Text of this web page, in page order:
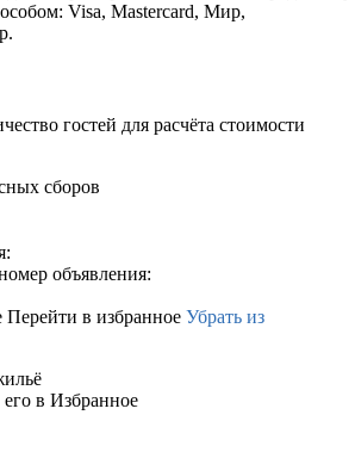
Visa, Mastercard, Мир,
гостей для расчёта стоимости
сборов
объявления:
Перейти в избранное Убрать из
в Избранное